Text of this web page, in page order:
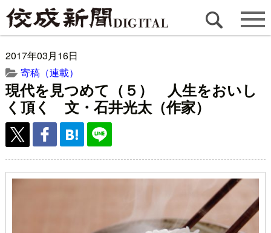
2017年03月16日
寄稿（連載）
現代を見つめて（５） 人生をおいし
く頂く 文・石井光太（作家）